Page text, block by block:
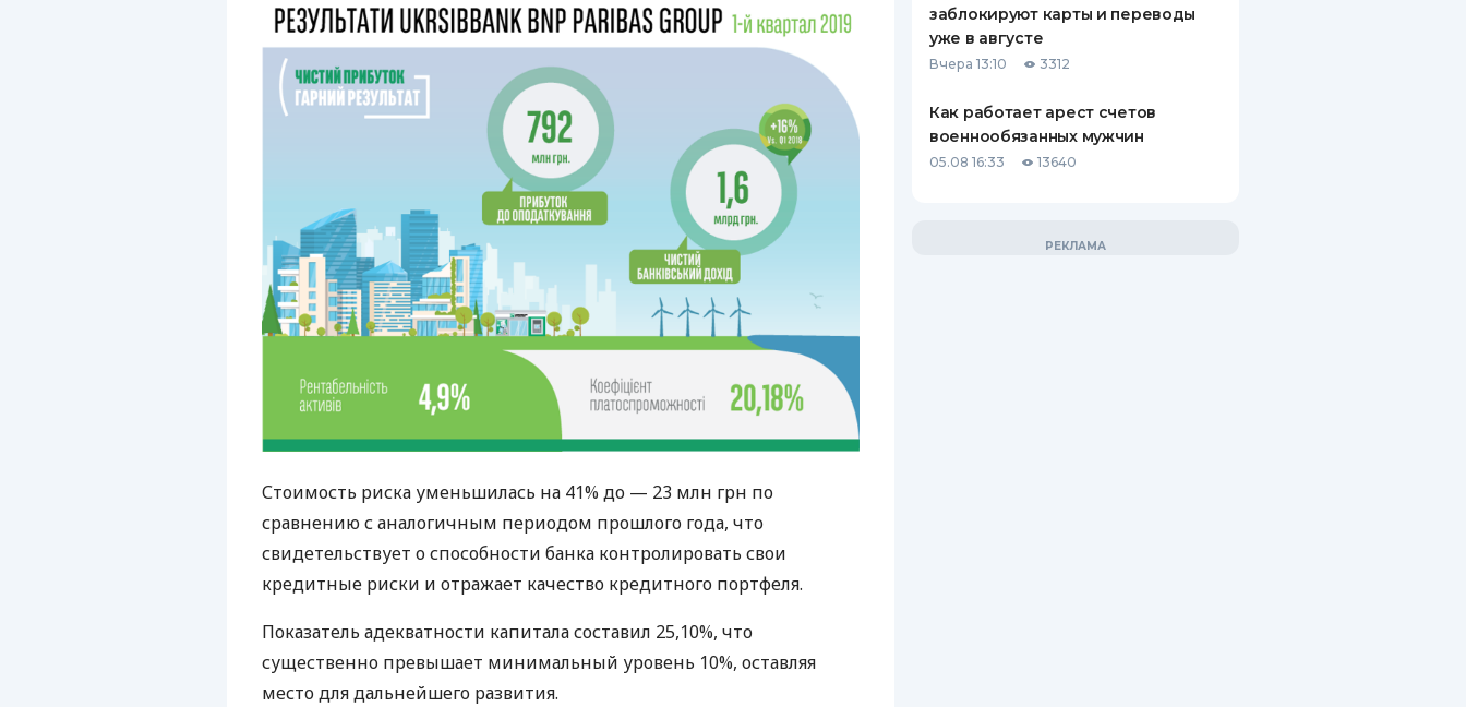
Стоимость риска уменьшилась на 41% до — 23 млн грн по
сравнению с аналогичным периодом прошлого года, что
свидетельствует о способности банка контролировать свои
кредитные риски и отражает качество кредитного портфеля.
Показатель адекватности капитала составил 25,10%, что
существенно превышает минимальный уровень 10%, оставляя
место для дальнейшего развития.
заблокируют карты и переводы
уже в августе
Вчера 13:10 3312
Как работает арест счетов
военнообязанных мужчин
05.08 16:33 13640